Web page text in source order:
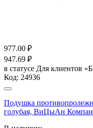
977.00 ₽
947.69 ₽
в статусе Для клиентов
Код: 24936
Подушка
голубая, ВиЦыАн